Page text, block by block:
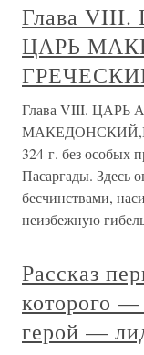
Глава
ЦАРЬ
Глава VIII.
324 г. без особых
Пасаргады. Здесь
бесчинствами,
неизбежную
Рассказ
которого
герой —